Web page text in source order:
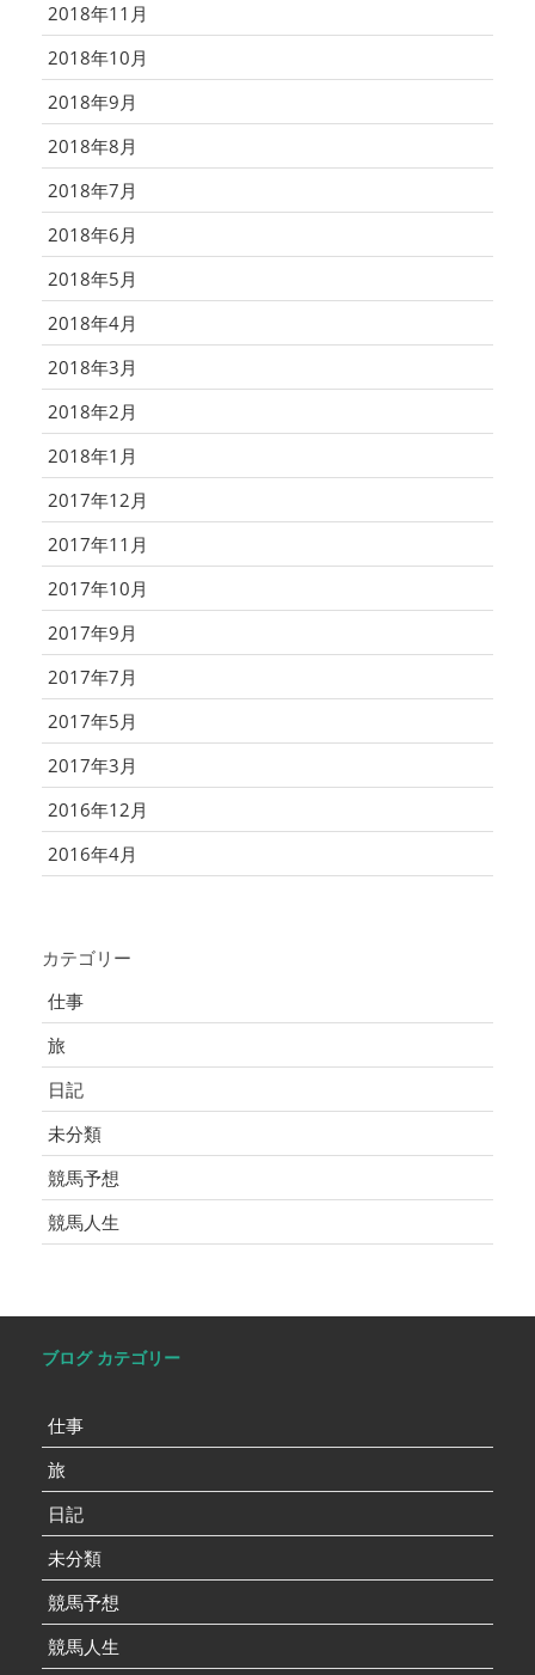
2018年11月
2018年10月
2018年9月
2018年8月
2018年7月
2018年6月
2018年5月
2018年4月
2018年3月
2018年2月
2018年1月
2017年12月
2017年11月
2017年10月
2017年9月
2017年7月
2017年5月
2017年3月
2016年12月
2016年4月
カテゴリー
仕事
旅
日記
未分類
競馬予想
競馬人生
ブログ カテゴリー
仕事
旅
日記
未分類
競馬予想
競馬人生